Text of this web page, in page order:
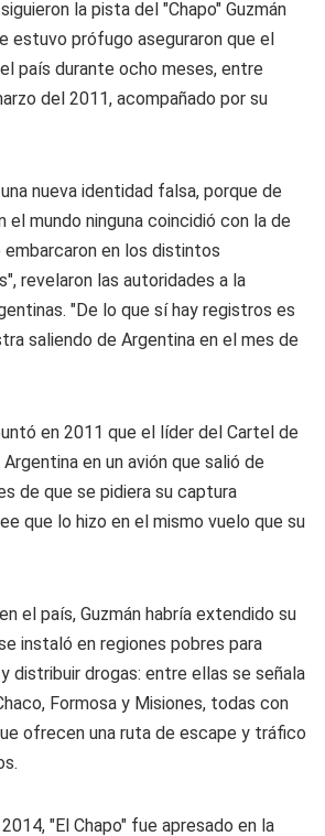
la pista del "Chapo" Guzmán
estuvo prófugo aseguraron que el
país durante ocho meses, entre
del 2011, acompañado por su
nueva identidad falsa, porque de
el mundo ninguna coincidió con la de
embarcaron en los distintos
revelaron las autoridades a la
"De lo que sí hay registros es
saliendo de Argentina en el mes de
en 2011 que el líder del Cartel de
en un avión que salió de
de que se pidiera su captura
que lo hizo en el mismo vuelo que su
el país, Guzmán habría extendido su
instaló en regiones pobres para
distribuir drogas: entre ellas se señala
Formosa y Misiones, todas con
ofrecen una ruta de escape y tráfico
"El Chapo" fue apresado en la